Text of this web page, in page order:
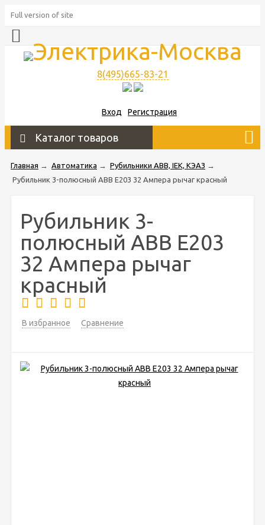
Full version of site
8(495)665-83-21
Вход Регистрация
Каталог товаров
Главная → Автоматика → Рубильники ABB, IEK, КЭАЗ →
Рубильник 3-полюсный ABB Е203 32 Ампера рычаг красный
Рубильник 3-
полюсный ABB Е203
32 Ампера рычаг
красный
В избранное Сравнение